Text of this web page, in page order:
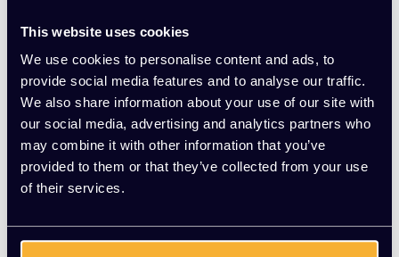
This website uses cookies
We use cookies to personalise content and ads, to
provide social media features and to analyse our traffic.
We also share information about your use of our site with
our social media, advertising and analytics partners who
may combine it with other information that you’ve
provided to them or that they’ve collected from your use
of their services.
bewust bezig met het gebruik van de juiste materialen.
Koper heeft bijvoorbeeld een erg lange en rijke
geschiedenis en heeft veel betekend voor de mens. Dit
heeft ertoe geleid dat Tom Dixon veel van zijn verlichting
en accessoires ontwerpt met koper. Daarnaast wordt
roestvrij staal ook erg veel gebruikt omdat het sterke en